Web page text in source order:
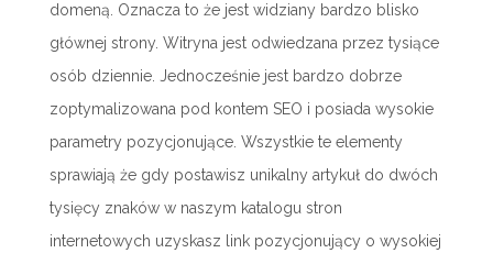
domeną. Oznacza to że jest widziany bardzo blisko
głównej strony. Witryna jest odwiedzana przez tysiące
osób dziennie. Jednocześnie jest bardzo dobrze
zoptymalizowana pod kontem SEO i posiada wysokie
parametry pozycjonujące. Wszystkie te elementy
sprawiają że gdy postawisz unikalny artykuł do dwóch
tysięcy znaków w naszym katalogu stron
internetowych uzyskasz link pozycjonujący o wysokiej